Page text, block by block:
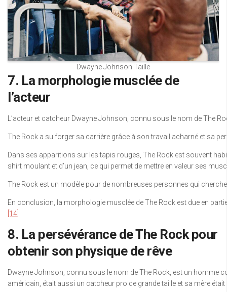
Dwayne Johnson Taille
7. La morphologie musclée de
l’acteur
L’acteur et catcheur Dwayne Johnson, connu sous le nom de The
The Rock a su forger sa carrière grâce à son travail acharné et sa
Dans ses apparitions sur les tapis rouges, The Rock est souvent
shirt moulant et d’un jean, ce qui permet de mettre en valeur ses
The Rock est un modèle pour de nombreuses personnes qui
En conclusion, la morphologie musclée de The Rock est due en
[14]
8. La persévérance de The Rock pour
obtenir son physique de rêve
Dwayne Johnson, connu sous le nom de The Rock, est un homme
américain, était aussi un catcheur pro de grande taille et sa mère